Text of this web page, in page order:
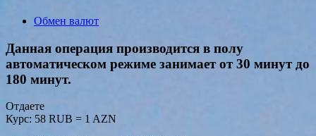
Обмен валют
Данная операция производится в полу
автоматическом режиме занимает от 30 минут до
180 минут.
Отдаете
Курс: 58 RUB = 1 AZN